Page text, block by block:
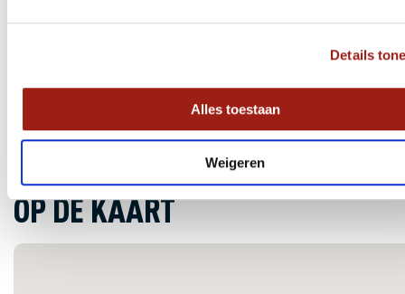
Details
Alles toestaan
Weigeren
Inclusief KLM vlucht, luchthavenbelasting,
brandstoftoeslagen en overige taxen
OP DE KAART